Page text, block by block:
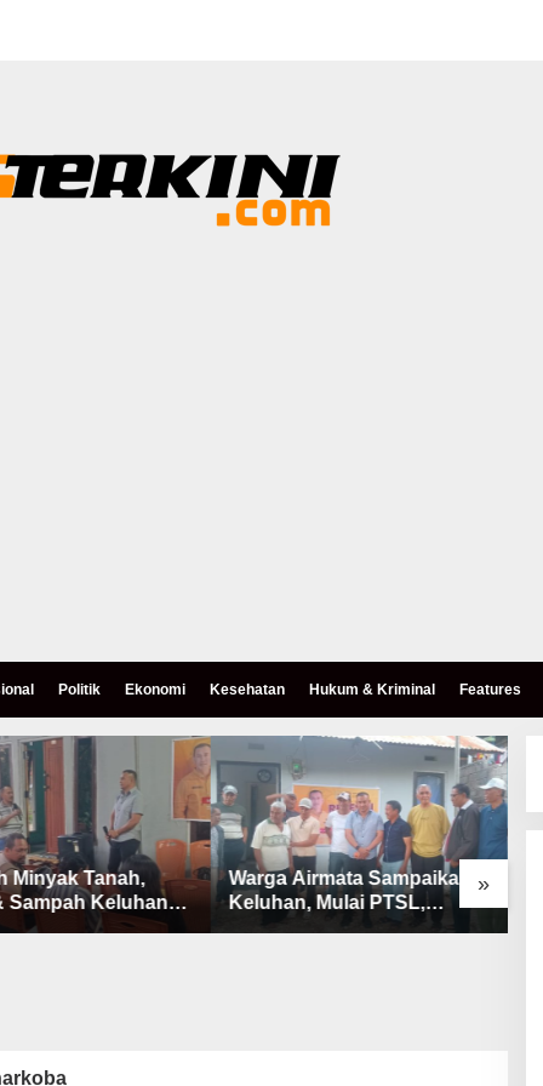
Politik Ekonomi Kesehatan Hukum & Kriminal Features
»
Minyak Tanah,
Sampah Keluhan
Airnona
Warga Airmata Sampaikan
Keluhan, Mulai PTSL,
Ketersediaan Minyak Tanah